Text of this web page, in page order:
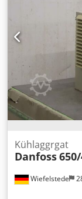
Wiefelstede
Kühlaggrgat
Danfoss